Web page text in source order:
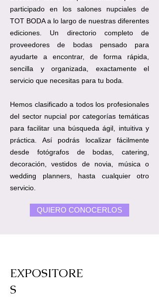
participado en los salones nupciales de
TOT BODA a lo largo de nuestras diferentes
ediciones. Un directorio completo de
proveedores de bodas pensado para
ayudarte a encontrar, de forma rápida,
sencilla y organizada, exactamente el
servicio que necesitas para tu boda.
Hemos clasificado a todos los profesionales
del sector nupcial por categorías temáticas
para facilitar una búsqueda ágil, intuitiva y
práctica. Así podrás localizar fácilmente
desde fotógrafos de bodas, catering,
decoración, vestidos de novia, música o
wedding planners, hasta cualquier otro
servicio.
QUIERO CONOCERLOS
EXPOSITORE
S